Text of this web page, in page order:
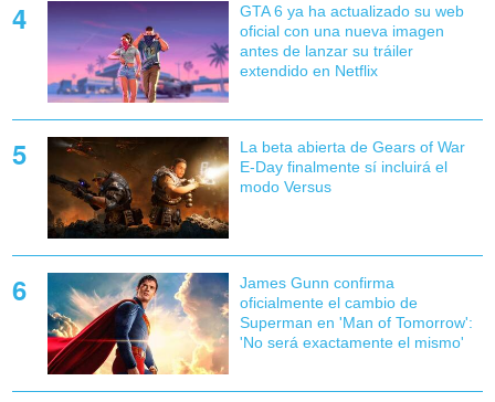
GTA 6 ya ha actualizado su web
oficial con una nueva imagen
antes de lanzar su tráiler
extendido en Netflix
La beta abierta de Gears of War
E-Day finalmente sí incluirá el
modo Versus
James Gunn confirma
oficialmente el cambio de
Superman en 'Man of Tomorrow':
'No será exactamente el mismo'